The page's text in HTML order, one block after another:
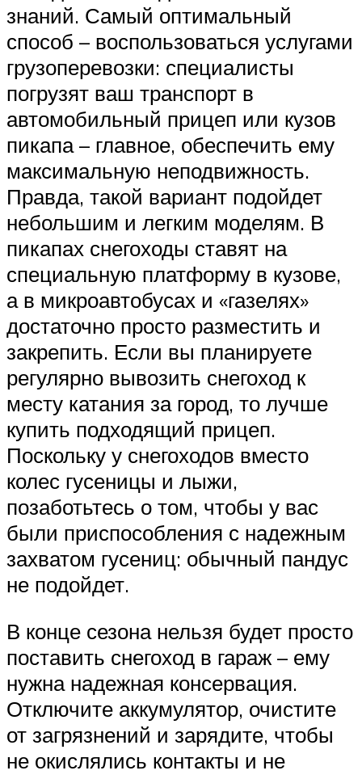
знаний. Самый оптимальный
способ – воспользоваться услугами
грузоперевозки: специалисты
погрузят ваш транспорт в
автомобильный прицеп или кузов
пикапа – главное, обеспечить ему
максимальную неподвижность.
Правда, такой вариант подойдет
небольшим и легким моделям. В
пикапах снегоходы ставят на
специальную платформу в кузове,
а в микроавтобусах и «газелях»
достаточно просто разместить и
закрепить. Если вы планируете
регулярно вывозить снегоход к
месту катания за город, то лучше
купить подходящий прицеп.
Поскольку у снегоходов вместо
колес гусеницы и лыжи,
позаботьтесь о том, чтобы у вас
были приспособления с надежным
захватом гусениц: обычный пандус
не подойдет.
В конце сезона нельзя будет просто
поставить снегоход в гараж – ему
нужна надежная консервация.
Отключите аккумулятор, очистите
от загрязнений и зарядите, чтобы
не окислялись контакты и не